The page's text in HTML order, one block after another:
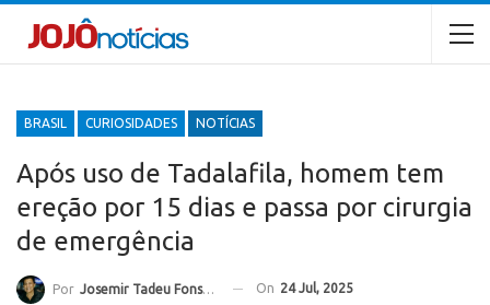
BRASIL CURIOSIDADES NOTÍCIAS
Após uso de Tadalafila, homem tem
ereção por 15 dias e passa por cirurgia
de emergência
Por Josemir Tadeu Fonseca On 24 Jul, 2025